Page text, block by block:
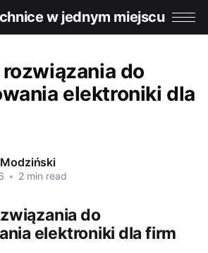
w jednym miejscu
do
elektroniki dla
• 2 min read
do
elektroniki dla firm